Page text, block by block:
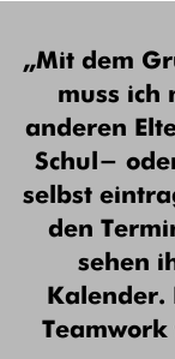
„Mit dem
muss ich
anderen
Schul-
selbst
den
sehen
Kalender.
Teamwork